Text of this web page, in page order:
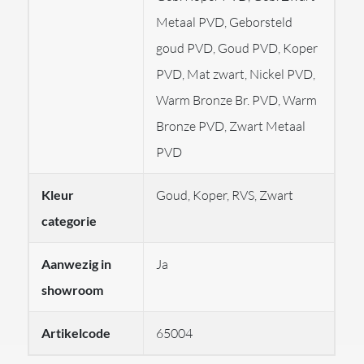
waterhoeveelheid nauwkeurig geregeld kunnen
worden. De uitloop is vast en niet draaibaar.
Belangrijke eigenschappen:
Verhoogde wastafelmengkraan • Venti20-serie • High
basin mixer • Single lever bediening • Flexibele
aansluitingen • Zonder waste • Gemaakt van messing
Waarom kiezen voor GESSI?
gebruik
Metaal PVD, Geborsteld
goud PVD, Goud PVD, Koper
PVD, Mat zwart, Nickel PVD,
Warm Bronze Br. PVD, Warm
Bronze PVD, Zwart Metaal
PVD
Kleur
categorie
Goud, Koper, RVS, Zwart
Aanwezig in
showroom
Ja
Artikelcode 65004